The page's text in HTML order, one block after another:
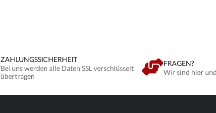
ZAHLUNGSSICHERHEIT
Bei uns werden alle Daten SSL verschlüsselt
übertragen
FRAGEN?
Wir sind hier